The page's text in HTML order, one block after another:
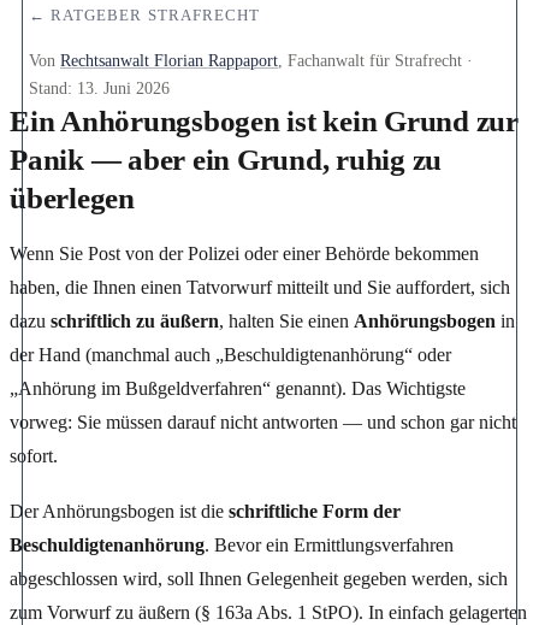
← RATGEBER STRAFRECHT
Von Rechtsanwalt Florian Rappaport , Fachanwalt für Strafrecht ·
Stand: 13. Juni 2026
Ein Anhörungsbogen ist kein Grund zur
Panik — aber ein Grund, ruhig zu
überlegen
Wenn Sie Post von der Polizei oder einer Behörde bekommen
haben, die Ihnen einen Tatvorwurf mitteilt und Sie auffordert, sich
dazu schriftlich zu äußern, halten Sie einen Anhörungsbogen in
der Hand (manchmal auch „Beschuldigtenanhörung“ oder
„Anhörung im Bußgeldverfahren“ genannt). Das Wichtigste
vorweg: Sie müssen darauf nicht antworten — und schon gar nicht
sofort.
Der Anhörungsbogen ist die schriftliche Form der
Beschuldigtenanhörung. Bevor ein Ermittlungsverfahren
abgeschlossen wird, soll Ihnen Gelegenheit gegeben werden, sich
zum Vorwurf zu äußern (§ 163a Abs. 1 StPO). In einfach gelagerten